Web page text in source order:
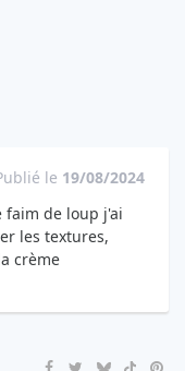
le 19/08/2024
faim de loup j'ai
les textures,
crème